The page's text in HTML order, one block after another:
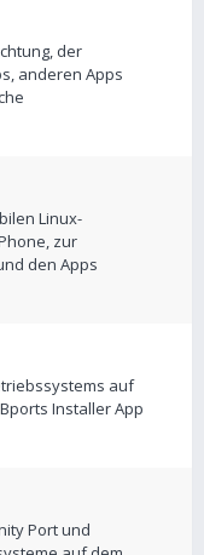
der
anderen Apps
Linux-
zur
den Apps
auf
Installer App
Port und